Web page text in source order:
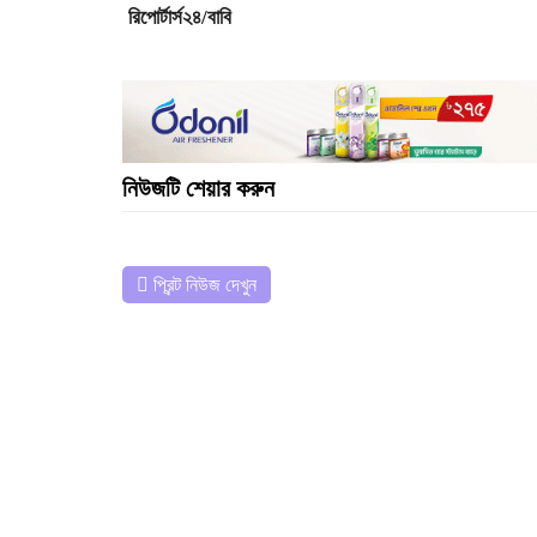
রিপোর্টার্স২৪/বাবি
নিউজটি শেয়ার করুন
প্রিন্ট নিউজ দেখুন